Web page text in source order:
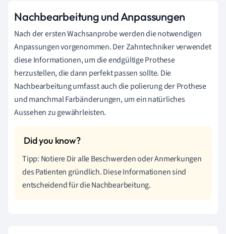
Nachbearbeitung und Anpassungen
Nach der ersten Wachsanprobe werden die notwendigen
Anpassungen vorgenommen. Der Zahntechniker verwendet
diese Informationen, um die endgültige Prothese
herzustellen, die dann perfekt passen sollte. Die
Nachbearbeitung umfasst auch die polierung der Prothese
und manchmal Farbänderungen, um ein natürliches
Aussehen zu gewährleisten.
Tipp: Notiere Dir alle Beschwerden oder Anmerkungen
des Patienten gründlich. Diese Informationen sind
entscheidend für die Nachbearbeitung.